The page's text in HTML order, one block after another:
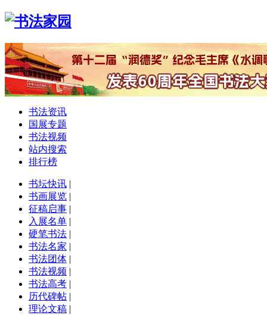
书法资讯
国展专题
书法视频
站内搜索
排行榜
书坛快讯 |
书画展览 |
征稿启事 |
入展名单 |
硬笔书法 |
书法名家 |
书法团体 |
书法视频 |
书法高考 |
历代碑帖 |
理论文稿 |